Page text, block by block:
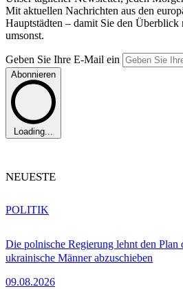
Mit aktuellen Nachrichten aus den
Hauptstädten – damit Sie den
umsonst.
Geben Sie Ihre E-Mail ein
Abonnieren
Loading...
NEUESTE
Die polnische Regierung lehnt den Plan
ukrainische Männer abzuschieben
09.08.2026
POLITIK